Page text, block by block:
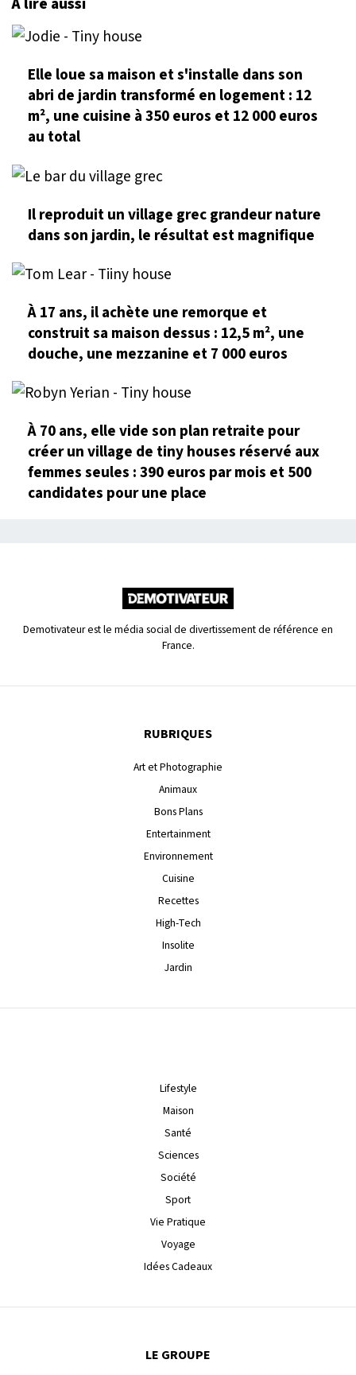
Elle loue sa maison et s'installe dans son
abri de jardin transformé en logement : 12
m², une cuisine à 350 euros et 12 000 euros
au total
Il reproduit un village grec grandeur nature
dans son jardin, le résultat est magnifique
À 17 ans, il achète une remorque et
construit sa maison dessus : 12,5 m², une
douche, une mezzanine et 7 000 euros
À 70 ans, elle vide son plan retraite pour
créer un village de tiny houses réservé aux
femmes seules : 390 euros par mois et 500
candidates pour une place
Demotivateur est le média social de divertissement de référence en
France.
RUBRIQUES
Art et Photographie
Animaux
Bons Plans
Entertainment
Environnement
Cuisine
Recettes
High-Tech
Insolite
Jardin
Lifestyle
Maison
Santé
Sciences
Société
Sport
Vie Pratique
Voyage
Idées Cadeaux
LE GROUPE